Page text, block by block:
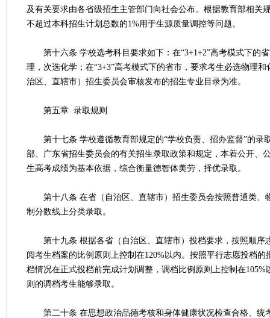
及有关要求由各省级招生主管部门向社会公布。根据教育部相关
不超过本科招生计划总数的1%用于生源质量调控等问题。
第十六条 学校选考科目要求如下：在“3+1+2”高考模式下的
理，次选化学；在“3+3”高考模式下的省市，要求考生必选物理
治区、直辖市）招生委员会审核发布的招生专业目录为准。
第五章 录取规则
第十七条 学校遵循教育部规定的“学校负责、招办监督”的录
部、广东省招生委员会的有关招生录取政策和规定，本着公开、
生高考成绩为基本依据，综合衡量德智体美劳，择优录取。
第十八条 在省（自治区、直辖市）招生委员会按照普通类、
制分数线上分类录取。
第十九条 根据各省（自治区、直辖市）投档要求，按照顺序
阅考生档案的比例原则上控制在120%以内。按照平行志愿投档的
档情况在正式投档前完成计划调整，调档比例原则上控制在105%
则的调档考生能够录取。
第二十条 在思想政治品德考核和身体健康状况检查合格、统